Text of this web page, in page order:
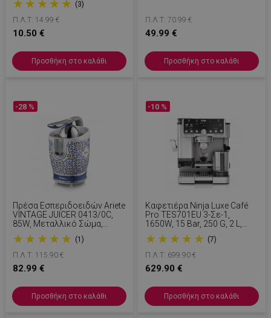
★ ★ ★ ★ ★ (3)
Π.Λ.Τ: 14.99 €
10.50 €
Προσθήκη στο καλάθι
Π.Λ.Τ: 70.99 €
49.99 €
Προσθήκη στο καλάθι
Πρέσα Εσπεριδοειδών Ariete
VINTAGE JUICER 0413/0C,
85W, Μεταλλικό Σώμα,
Αθόρυβη Λειτουργία, 2
Εξαρτήματα, Λευκό/μπλε
★ ★ ★ ★ ★ (1)
-28 %
Π.Λ.Τ: 115.90 €
82.99 €
Προσθήκη στο καλάθι
Καφετιέρα Ninja Luxe Café
Pro TES701EU 3-Σε-1,
1650W, 15 Bar, 250 G, 2 L,
Barista Assist, 5 Ρυθμίσεις
Αφρού, 9 Τύποι Εσπρέσο,
Inox
★ ★ ★ ★ ★ (7)
-10 %
Π.Λ.Τ: 699.90 €
629.90 €
Προσθήκη στο καλάθι